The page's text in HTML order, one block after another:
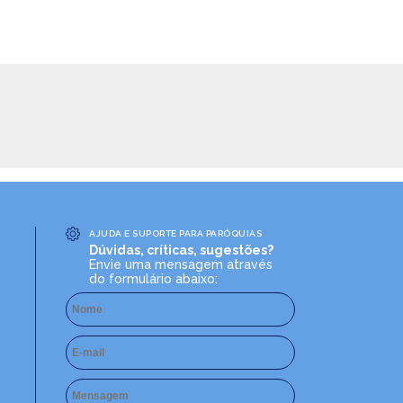
AJUDA E SUPORTE PARA PARÓQUIAS
Dúvidas, críticas, sugestões?
Envie uma mensagem através
do formulário abaixo: